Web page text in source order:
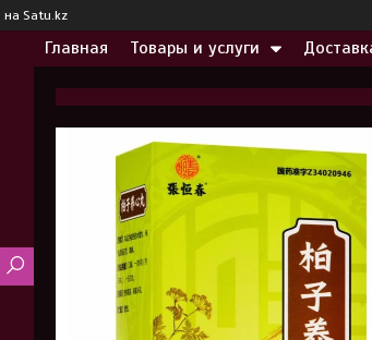
на Satu.kz
Главная Товары и услуги